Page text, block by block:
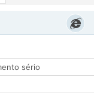
sério